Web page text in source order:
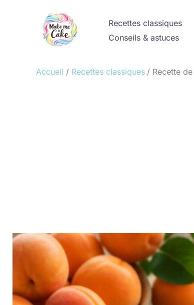
Recettes classiques
Conseils & astuces
Accueil Recettes classiques Recette